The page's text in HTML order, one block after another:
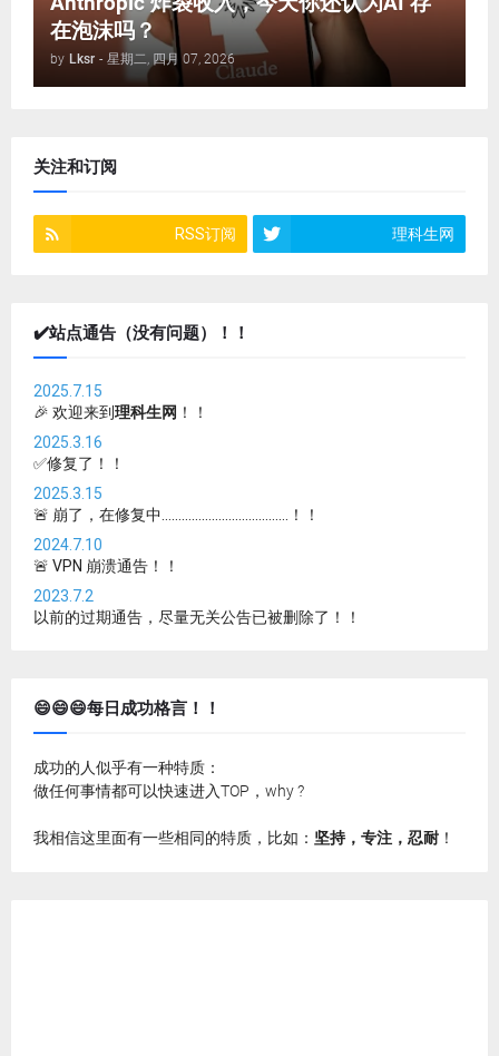
在泡沫吗？
by Lksr - 星期二, 四月 07, 2026
关注和订阅
RSS订阅 理科生网
✔️站点通告（没有问题）！！
2025.7.15
🎉 欢迎来到理科生网 ！！
2025.3.16
✅修复了！！
2025.3.15
🚨 崩了，在修复中......................................！！
2024.7.10
🚨 VPN 崩溃通告！！
2023.7.2
以前的过期通告，尽量无关公告已被删除了！！
😄😄😄每日成功格言！！
成功的人似乎有一种特质：
做任何事情都可以快速进入TOP，why ?
我相信这里面有一些相同的特质，比如： 坚持，专注，忍耐 ！